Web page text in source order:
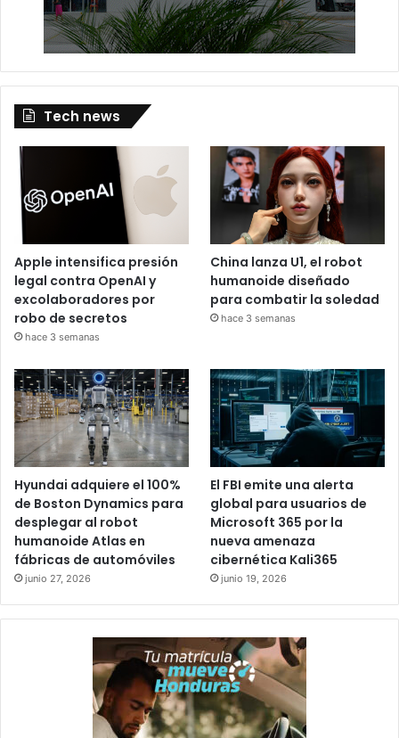
Tech news
Apple intensifica presión
legal contra OpenAI y
excolaboradores por
robo de secretos
hace 3 semanas
China lanza U1, el robot
humanoide diseñado
para combatir la soledad
hace 3 semanas
Hyundai adquiere el 100%
de Boston Dynamics para
desplegar al robot
humanoide Atlas en
fábricas de automóviles
junio 27, 2026
El FBI emite una alerta
global para usuarios de
Microsoft 365 por la
nueva amenaza
cibernética Kali365
junio 19, 2026